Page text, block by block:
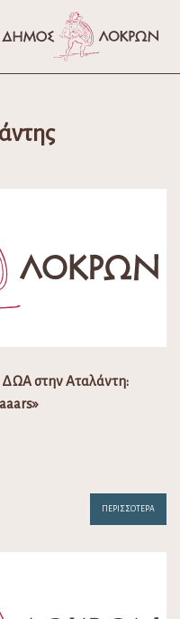
ΔΩΑ στην Αταλάντη:
ΠΕΡΙΣΣΌΤΕΡΑ